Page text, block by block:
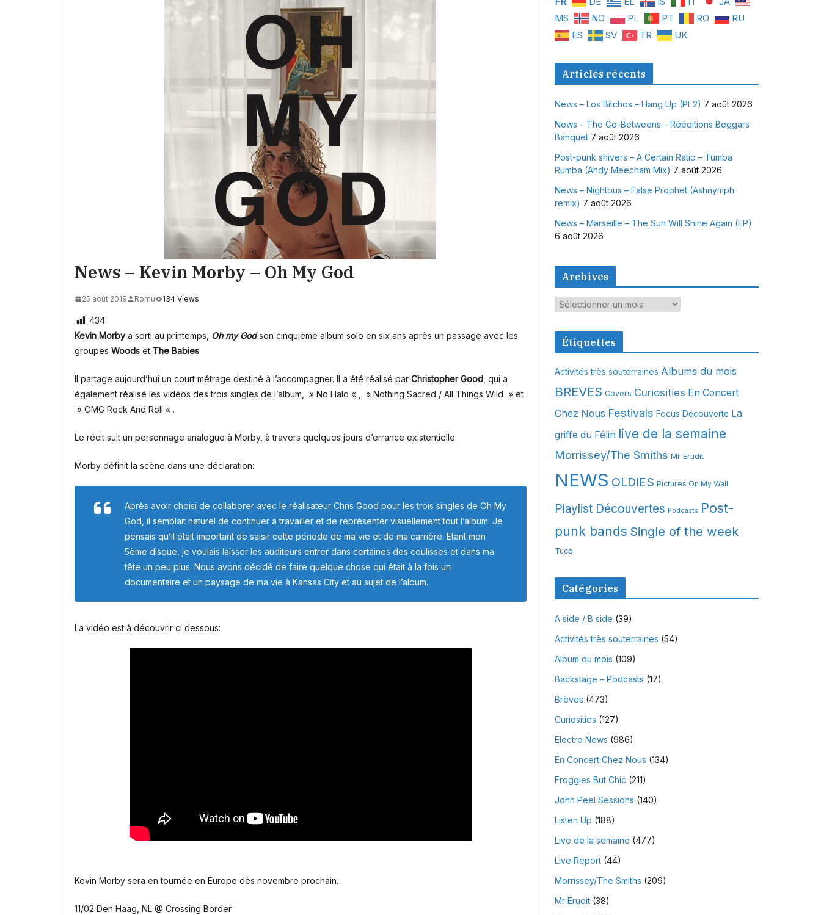
News – Kevin Morby – Oh My God
25 août 2019 Romu 134 Views
434
Kevin Morby a sorti au printemps, Oh my Godson cinquième album solo en six ans après un passage avec les
groupes Woods et The Babies.
Il partage aujourd’hui un court métrage destiné à l’accompagner. Il a été réalisé par Christopher Good , qui a
également réalisé les vidéos des trois singles de l’album, » No Halo « , » Nothing Sacred / All Things Wild » et
» OMG Rock And Roll « .
Le récit suit un personnage analogue à Morby, à travers quelques jours d’errance existentielle.
Morby définit la scène dans une déclaration:
Après avoir choisi de collaborer avec le réalisateur Chris Good pour les trois singles de Oh My
God , il semblait naturel de continuer à travailler et de représenter visuellement tout l’album. Je
pensais qu’il était important de saisir cette période de ma vie et de ma carrière. Etant mon
5ème disque, je voulais laisser les auditeurs entrer dans certaines des coulisses et dans ma
tête un peu plus. Nous avons décidé de faire quelque chose qui était à la fois un
documentaire et un paysage de ma vie à Kansas City et au sujet de l’album.
La vidéo est à découvrir ci dessous:
Kevin Morby sera en tournée en Europe dès novembre prochain.
11/02 Den Haag, NL @ Crossing Border
MS
NO PL PT RO
RU
ES
SV TR UK
Articles récents
News – Los Bitchos – Hang Up (Pt 2) 7 août 2026
News – The Go-Betweens – Rééditions Beggars
Banquet 7 août 2026
Post-punk shivers – A Certain Ratio – Tumba
Rumba (Andy Meecham Mix) 7 août 2026
News – Nightbus – False Prophet (Ashnymph
remix) 7 août 2026
News – Marseille – The Sun Will Shine Again (EP)
6 août 2026
Archives
A
c
e
s
Étiquettes
Activités très souterraines Albums du mois
BREVES Covers Curiosities En Concert
Chez Nous Festivals Focus Découverte La
griffe du Félin live de la semaine
Morrissey/The Smiths Mr Erudit
NEWS OLDIES Pictures On My Wall
Playlist Découvertes Podcasts Post-
punk bands Single of the week
Tuco
Catégories
A side / B side (39)
Activités très souterraines (54)
Album du mois (109)
Backstage – Podcasts (17)
Brèves (473)
Curiosities (127)
Electro News (986)
En Concert Chez Nous (134)
Froggies But Chic (211)
John Peel Sessions (140)
Listen Up (188)
Live de la semaine (477)
Live Report(44)
Morrissey/The Smiths (209)
Mr Erudit(38)